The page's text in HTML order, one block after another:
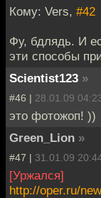
Кому: Vers, #42
Фу, бдлядь. И
эти способы
Scientist123 »
#46 | 28.01.09
это фотожоп! ))
Green_Lion »
#47 | 31.01.09
[Уржался]
http://oper.ru/